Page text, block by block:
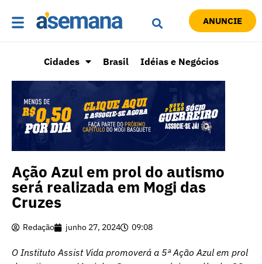
ANUNCIE
Cidades Brasil Idéias e Negócios
Ação Azul em prol do autismo
será realizada em Mogi das
Cruzes
Redação junho 27, 2024 09:08
O Instituto Assist Vida promoverá a 5ª Ação Azul em prol